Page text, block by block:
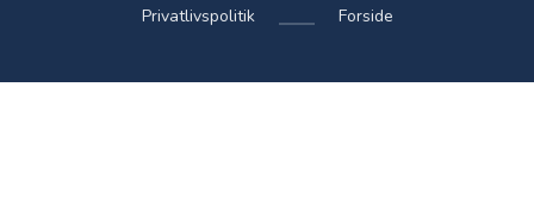
Privatlivspolitik Forside